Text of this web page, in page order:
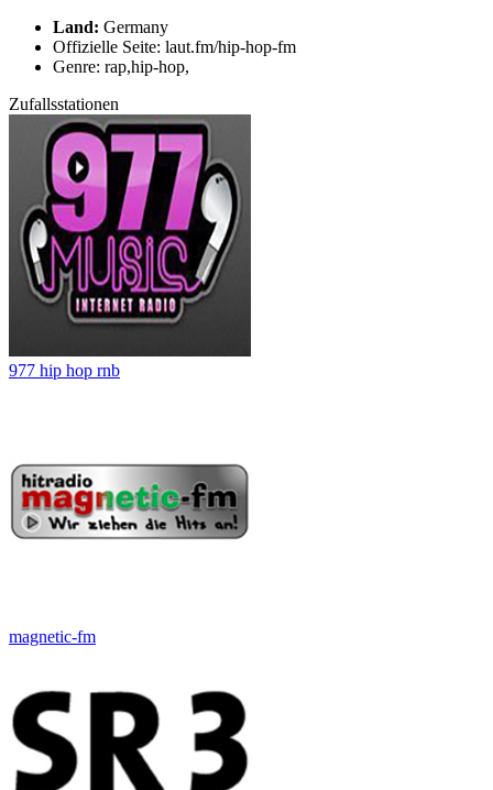
Land: Germany
Offizielle Seite: laut.fm/hip-hop-fm
Genre: rap,hip-hop,
Zufallsstationen
977 hip hop rnb
magnetic-fm